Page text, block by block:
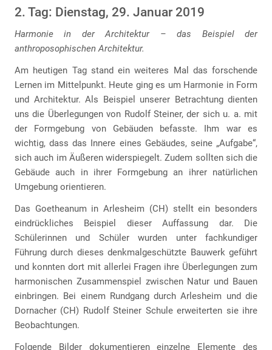
2. Tag: Dienstag, 29. Januar 2019
Harmonie in der Architektur – das Beispiel der
anthroposophischen Architektur.
Am heutigen Tag stand ein weiteres Mal das forschende
Lernen im Mittelpunkt. Heute ging es um Harmonie in Form
und Architektur. Als Beispiel unserer Betrachtung dienten
uns die Überlegungen von Rudolf Steiner, der sich u. a. mit
der Formgebung von Gebäuden befasste. Ihm war es
wichtig, dass das Innere eines Gebäudes, seine „Aufgabe“,
sich auch im Äußeren widerspiegelt. Zudem sollten sich die
Gebäude auch in ihrer Formgebung an ihrer natürlichen
Umgebung orientieren.
Das Goetheanum in Arlesheim (CH) stellt ein besonders
eindrückliches Beispiel dieser Auffassung dar. Die
Schülerinnen und Schüler wurden unter fachkundiger
Führung durch dieses denkmalgeschützte Bauwerk geführt
und konnten dort mit allerlei Fragen ihre Überlegungen zum
harmonischen Zusammenspiel zwischen Natur und Bauen
einbringen. Bei einem Rundgang durch Arlesheim und die
Dornacher (CH) Rudolf Steiner Schule erweiterten sie ihre
Beobachtungen.
Folgende Bilder dokumentieren einzelne Elemente des